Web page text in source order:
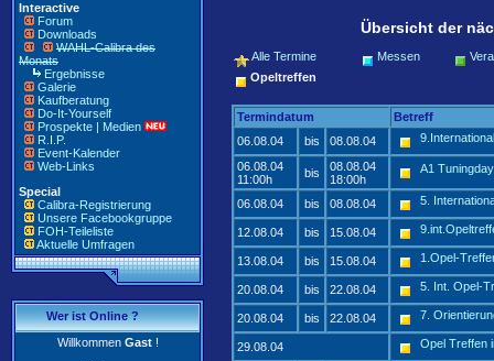
Interactive
Forum
Downloads
WAHL-Calibra des
Monats
Ergebnisse
Galerie
Kaufberatung
Do-It-Yourself
Prospekte | Medien
R.I.P.
Event-Kalender
Web-Links
Special
Calibra-Registrierung
Unsere Facebookgruppe
FOH-Teileliste
Aktuelle Umfragen
Wer ist Online ?
WillkommenGast!
Übersicht der
Alle Termine Messen
Opeltreffen
Termindatum
Betreff
06.08.04
bis 08.08.04
06.08.04
11:00h
bis
08.08.04
18:00h
A1 Tuningday
06.08.04 bis 08.08.04 5.
12.08.04 bis 15.08.04
13.08.04 bis 15.08.04 1.Opel-
20.08.04 bis 22.08.04 5. Int. Opel-
20.08.04 bis 22.08.04 7.
29.08.04 Opel Treffen